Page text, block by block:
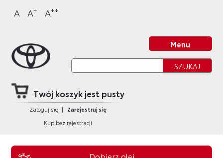
Sklep Toyota
do
nagłówka
do
bocznego
do
głównej
do
stopki
A A+ A++
Menu
Twój koszyk jest pusty
Zaloguj się |
Zarejestruj się
Kup bez rejestracji